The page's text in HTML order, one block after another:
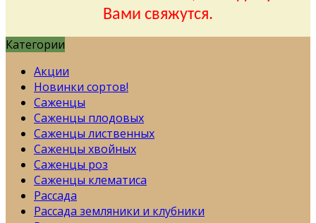
Вами свяжутся.
Категории
Акции
Новинки сортов!
Саженцы
Саженцы плодовых
Саженцы лиственных
Саженцы хвойных
Саженцы роз
Саженцы клематиса
Рассада
Рассада земляники и клубники